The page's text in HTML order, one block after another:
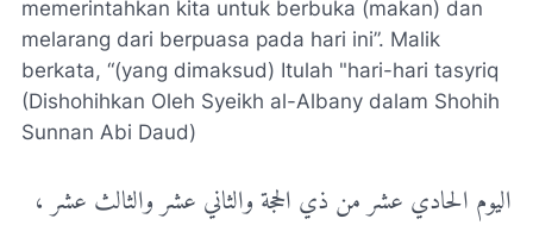
memerintahkan kita untuk berbuka (makan) dan
melarang dari berpuasa pada hari ini”. Malik
berkata, “(yang dimaksud) Itulah "hari-hari tasyriq
(Dishohihkan Oleh Syeikh al-Albany dalam Shohih
Sunnan Abi Daud)
اليوم الحادي عشر من ذي الحجة والثاني عشر والثالث عشر ،